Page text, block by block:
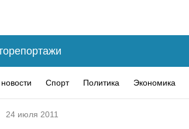
Спорт Политика Экономика
24 июля 2011